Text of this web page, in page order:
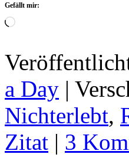
Gefällt mir:
Wird
a Day |
Nichterlebt,
Zitat | 3